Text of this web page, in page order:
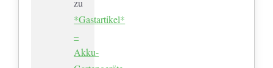
zu
*Gastartikel*
–
Akku-